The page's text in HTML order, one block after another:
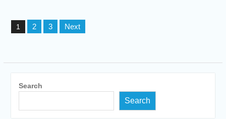
Posts
pagination
1 2 3 Next
Search
Search